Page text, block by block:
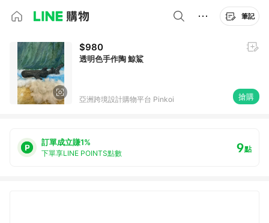
筆記
$980
透明色手作陶 鯨鯊
亞洲跨境設計購物平台 Pinkoi 搶購
訂單成立賺1%
下單享LINE POINTS點數 9點